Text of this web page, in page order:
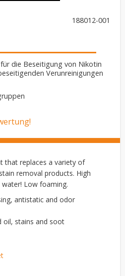
188012-001
die Beseitigung von Nikotin
Verunreinigungen
that replaces a variety of
removal products. High
Low foaming.
antistatic and odor
oil, stains and soot